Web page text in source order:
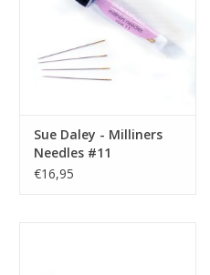
Sue Daley - Milliners
Needles #11
€16,95